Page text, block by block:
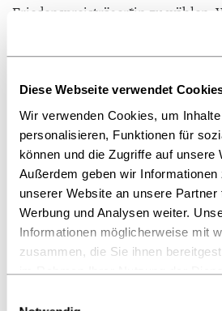
Diese Webseite verwendet
Wir verwenden Cookies, um
personalisieren, Funktionen für
können und die Zugriffe auf unsere
Außerdem geben wir Informationen
unserer Website an unsere
Werbung und Analysen weiter.
Informationen möglicherweise mit
zusammen, die Sie ihnen
im Rahmen Ihrer Nutzung der
Friedenspreisträger*in zu wählen.
Stiftungsrates sind: Klaus
MDR, Leipzig), Prof. Dr. Raphael
Hirnforschung, Frankfurt am
(Vorstandsmitglied des
Dr. Ethel Matala de Mazza
Berlin), Dr. Mithu M. Sanyal
Düsseldorf) und Christiane
(Buchhändlerin, Berlin).
ist die Mainzer Verlegerin Karin
seit Oktober 2019 Vorsteherin des